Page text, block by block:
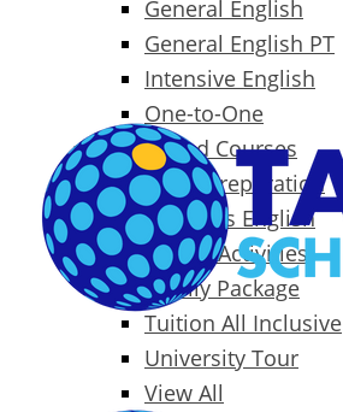
General English
General English PT
Intensive English
One-to-One
Specialized Courses
Exam Preparation
Business English
Packages & Activities
Family Package
Tuition All Inclusive
University Tour
View All